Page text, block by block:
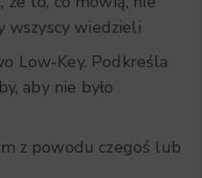
wszyscy wiedzieli
Low-Key. Podkreśla
aby nie było
z powodu czegoś lub